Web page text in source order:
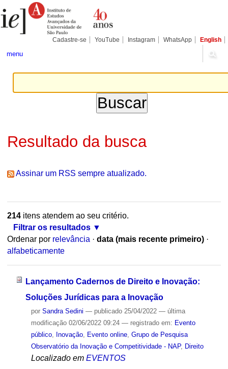
para
conteúdo.
Pessoais
Cadastre-se YouTube Instagram WhatsApp English
menu
Resultado da busca
Assinar um RSS sempre atualizado.
214itens atendem ao seu critério.
Filtrar os resultados
Ordenar por relevância · data (mais recente primeiro) ·
alfabeticamente
Lançamento Cadernos de Direito e Inovação:
Soluções Jurídicas para a Inovação
por Sandra Sedini — publicado25/04/2022 — última
modificação02/06/2022 09:24 — registrado em: Evento
público, Inovação, Evento online, Grupo de Pesquisa
Observatório da Inovação e Competitividade - NAP, Direito
Localizado em EVENTOS